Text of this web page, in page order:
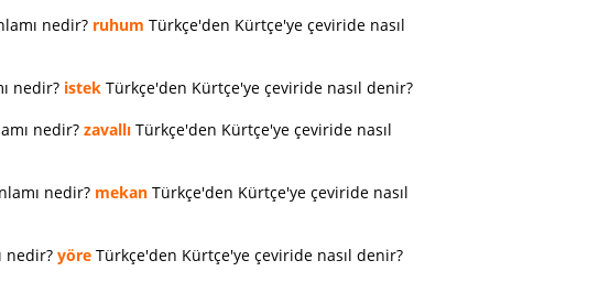
nedir? ruhum Türkçe'den Kürtçe'ye çeviride nasıl
nedir? istek Türkçe'den Kürtçe'ye çeviride nasıl denir?
nedir? zavallı Türkçe'den Kürtçe'ye çeviride nasıl
nedir? mekan Türkçe'den Kürtçe'ye çeviride nasıl
nedir? yöre Türkçe'den Kürtçe'ye çeviride nasıl denir?